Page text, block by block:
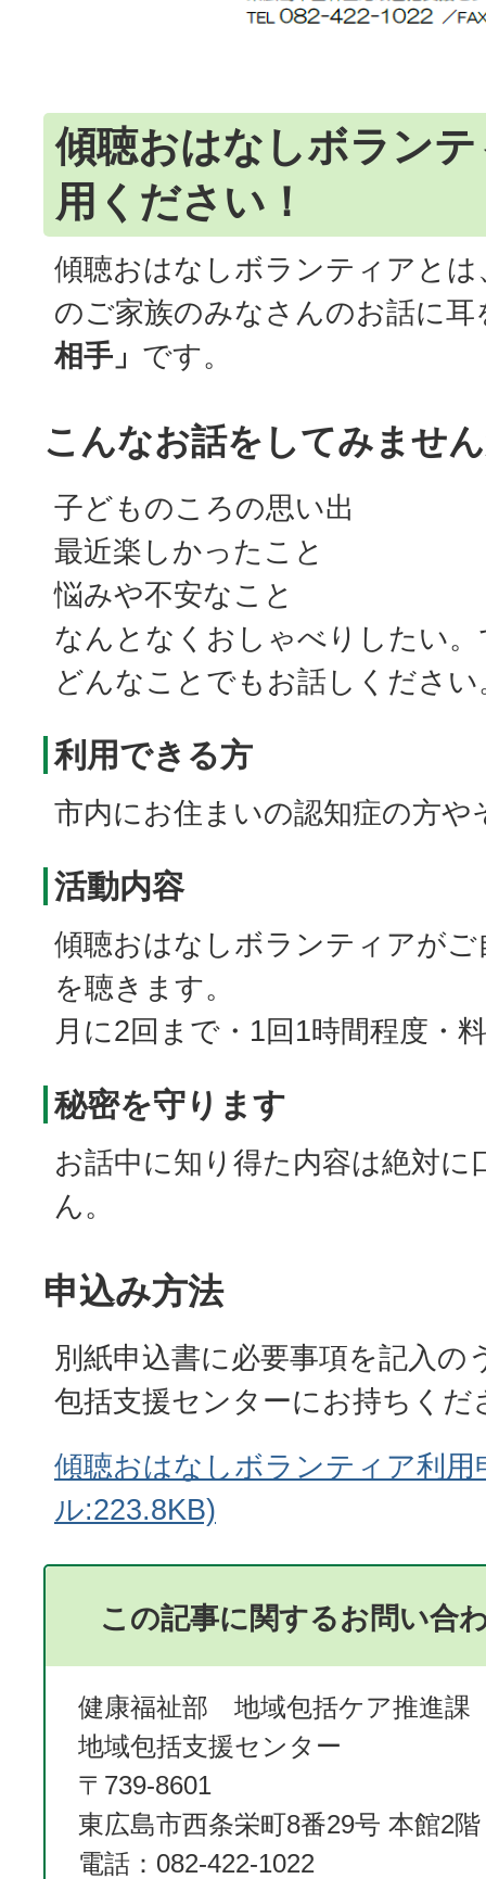
傾聴おはなしボラン
用ください！
傾聴おはなしボランティアと
のご家族のみなさんのお話に耳
相手」 です。
こんなお話をしてみませ
子どものころの思い出
最近楽しかったこと
悩みや不安なこと
なんとなくおしゃべりしたい
どんなことでもお話しください
利用できる方
市内にお住まいの認知症の方や
活動内容
傾聴おはなしボランティアが
を聴きます。
月に2回まで・1回1時間程度・
秘密を守ります
お話中に知り得た内容は絶対に
ん。
申込み方法
別紙申込書に必要事項を記入の
包括支援センターにお持ちくだ
傾聴おはなしボランティア利用
ル:223.8KB)
この記事に関するお問い合
健康福祉部 地域包括ケア推進
地域包括支援センター
〒739-8601
東広島市西条栄町8番29号 本館2階
電話：082-422-1022